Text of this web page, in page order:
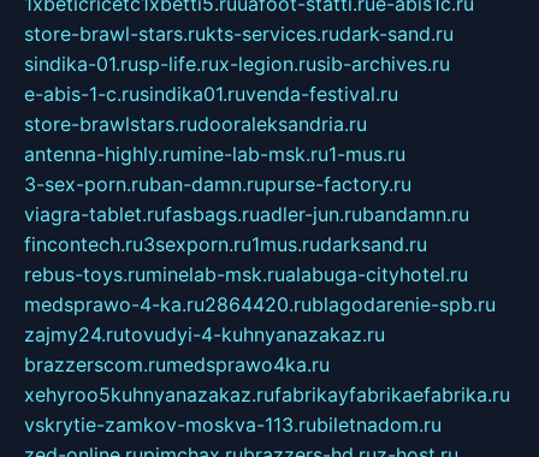
store-brawl-stars.rukts-services.rudark-sand.ru
sindika-01.rusp-life.rux-legion.rusib-archives.ru
e-abis-1-c.rusindika01.ruvenda-festival.ru
store-brawlstars.rudooraleksandria.ru
antenna-highly.rumine-lab-msk.ru1-mus.ru
3-sex-porn.ruban-damn.rupurse-factory.ru
viagra-tablet.rufasbags.ruadler-jun.rubandamn.ru
fincontech.ru3sexporn.ru1mus.rudarksand.ru
rebus-toys.ruminelab-msk.rualabuga-cityhotel.ru
medsprawo-4-ka.ru2864420.rublagodarenie-spb.ru
zajmy24.rutovudyi-4-kuhnyanazakaz.ru
brazzerscom.rumedsprawo4ka.ru
xehyroo5kuhnyanazakaz.rufabrikayfabrikaefabrika.ru
vskrytie-zamkov-moskva-113.rubiletnadom.ru